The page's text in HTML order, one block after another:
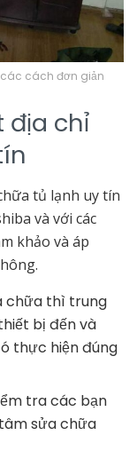
cách đơn giản
địa chỉ
tủ lạnh uy tín
và với các
khảo và áp
chữa thì trung
bị đến và
thực hiện đúng
tra các bạn
sửa chữa